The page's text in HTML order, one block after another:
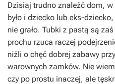
Dzisiaj trudno znaleźć dom,
było i dziecko lub eks-
nie grało. Tubki z pastą są
prochu rzuca raczej
niźli o chęć dobrej zabawy
warownych zamków. Nie
czy po prostu inaczej, ale